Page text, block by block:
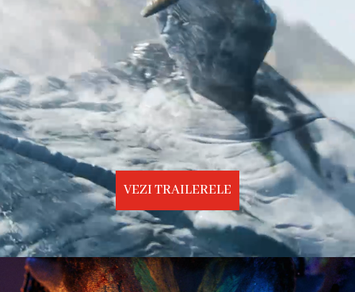
VEZI TRAILERELE